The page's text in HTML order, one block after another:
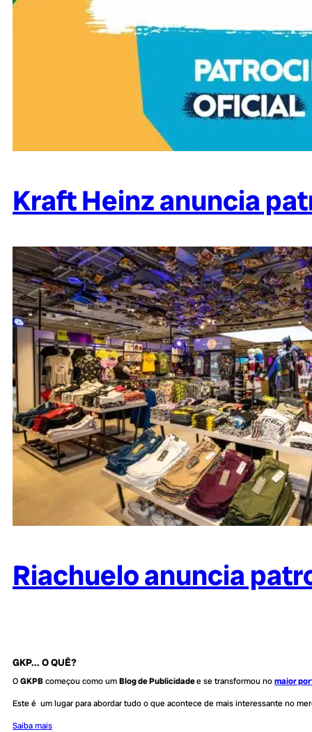
Kraft Heinz anuncia
Riachuelo anuncia
GKP... O QUÊ?
OGKPBcomeçou como umBlog de Publicidadee se transformou nomaior
Este é um lugar para abordar tudo o que acontece de mais interessante no
Saiba mais